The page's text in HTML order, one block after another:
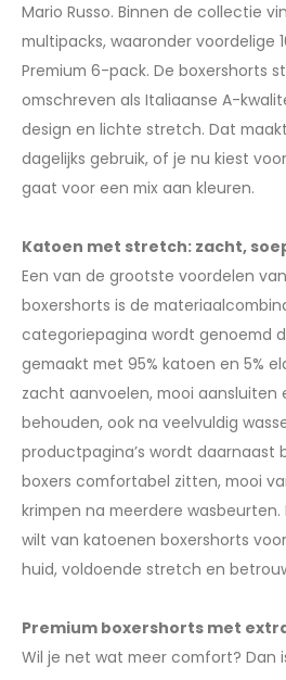
Mario Russo. Binnen de collectie
multipacks, waaronder voordelige
Premium 6-pack. De boxershorts
omschreven als Italiaanse A-
design en lichte stretch. Dat
dagelijks gebruik, of je nu kiest
gaat voor een mix aan kleuren.
Katoen met stretch: zacht,
Een van de grootste voordelen
boxershorts is de
categoriepagina wordt genoemd
gemaakt met 95% katoen en 5%
zacht aanvoelen, mooi aansluiten
behouden, ook na veelvuldig
productpagina’s wordt daarnaast
boxers comfortabel zitten, mooi
krimpen na meerdere
wilt van katoenen boxershorts
huid, voldoende stretch en
Premium boxershorts met
Wil je net wat meer comfort? Dan